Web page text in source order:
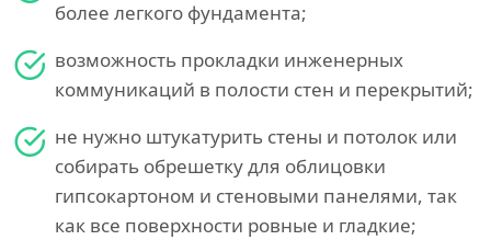
более легкого фундамента;
возможность прокладки инженерных
коммуникаций в полости стен и перекрытий;
не нужно штукатурить стены и потолок или
собирать обрешетку для облицовки
гипсокартоном и стеновыми панелями, так
как все поверхности ровные и гладкие;